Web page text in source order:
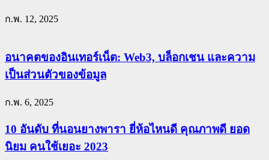
ก.พ. 12, 2025
อนาคตของอินเทอร์เน็ต: Web3, บล็อกเชน และความ
เป็นส่วนตัวของข้อมูล
ก.พ. 6, 2025
10 อันดับ ที่นอนยางพารา ยี่ห้อไหนดี คุณภาพดี ยอด
นิยม คนใช้เยอะ 2023